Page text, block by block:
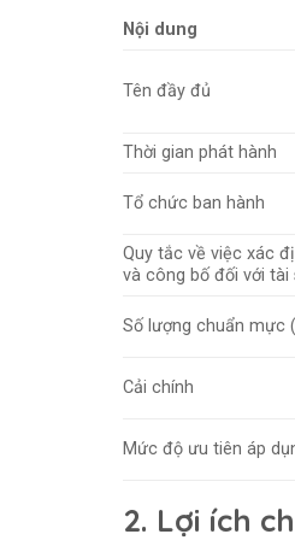
Nội dung
Tên đầy đủ
Thời gian phát hành
Tổ chức ban hành
Quy tắc về việc xác
và công bố đối với tài
Số lượng chuẩn mực
Cải chính
Mức độ ưu tiên áp
2. Lợi ích